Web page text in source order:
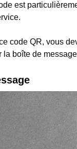
est
code QR, vous
la boîte de